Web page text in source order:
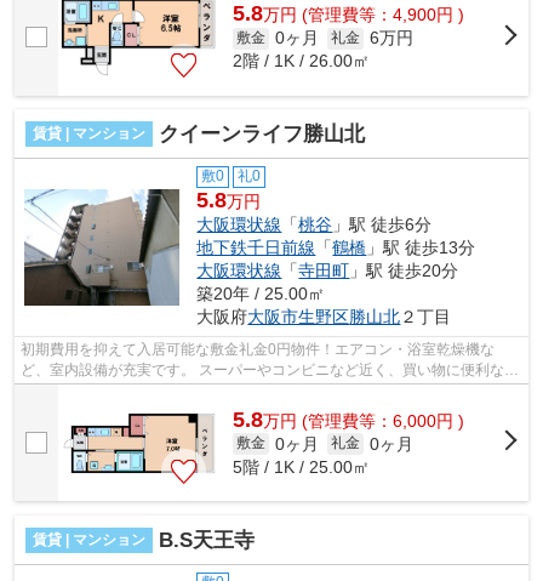
5.8万円 (管理費等：4,900円 )
敷金 0ヶ月 礼金 6万円
2階 / 1K / 26.00㎡
賃貸 | マンション クイーンライフ勝山北
敷0 礼0
5.8万円
大阪環状線 「桃谷 」駅 徒歩6分
地下鉄千日前線 「鶴橋 」駅 徒歩13分
大阪環状線 「寺田町 」駅 徒歩20分
築20年 / 25.00㎡
大阪府大阪市生野区勝山北２丁目
初期費用を抑えて入居可能な敷金礼金0円物件！エアコン・浴室乾燥機な
ど、室内設備が充実です。 スーパーやコンビニなど近く、買い物に便利な周
5.8万円 (管理費等：6,000円 )
敷金 0ヶ月 礼金 0ヶ月
5階 / 1K / 25.00㎡
賃貸 | マンション B.S天王寺